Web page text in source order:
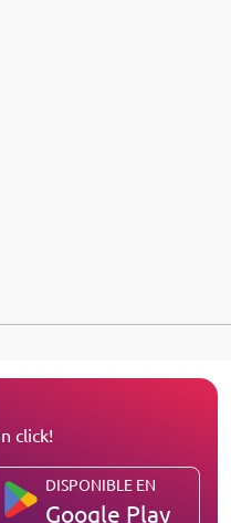
click!
DISPONIBLE EN
Google Play